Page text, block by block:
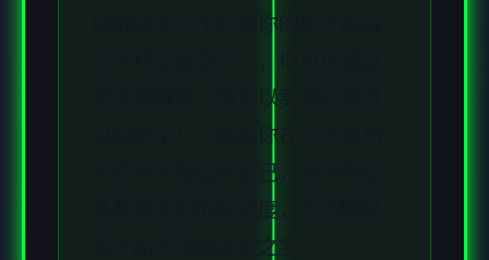
般的妹子三个看到你的房子跟屎
挖宝来赚钱（钱可以买道具也可
以修房子），然后你在三个系列
干事中不断提升自己，也不断提
升着妹子们的好感度，也不断接
近产品名字纳迪亚之宝